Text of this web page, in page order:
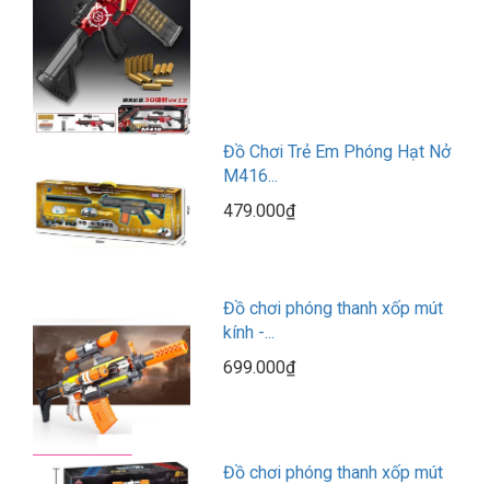
Đồ Chơi Trẻ Em Phóng Hạt Nở
M416...
479.000₫
Đồ chơi phóng thanh xốp mút
kính -...
699.000₫
Đồ chơi phóng thanh xốp mút